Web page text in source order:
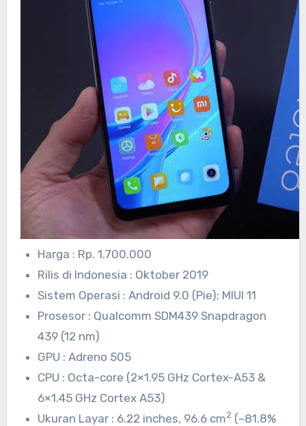
Harga : Rp. 1.700.000
Rilis di Indonesia : Oktober 2019
Sistem Operasi : Android 9.0 (Pie); MIUI 11
Prosesor : Qualcomm SDM439 Snapdragon
439 (12 nm)
GPU : Adreno 505
CPU : Octa-core (2×1.95 GHz Cortex-A53 &
6×1.45 GHz Cortex A53)
Ukuran Layar : 6.22 inches, 96.6 cm2 (~81.8%